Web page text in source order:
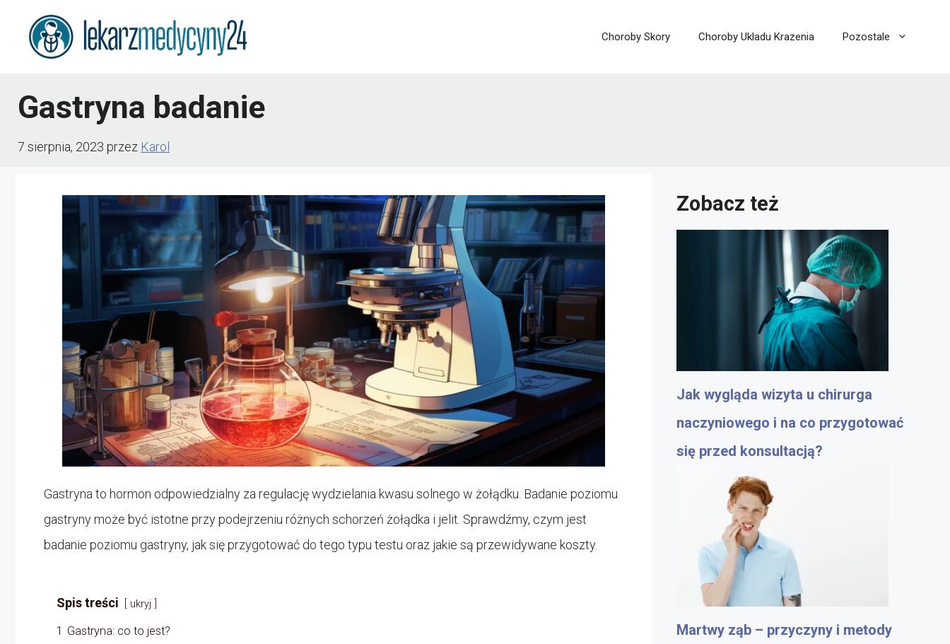
Choroby Skory Choroby Ukladu Krazenia Pozostale
Gastryna badanie
7 sierpnia, 2023 przez Karol
Gastryna to hormon odpowiedzialny za regulację wydzielania kwasu solnego w żołądku. Badanie poziomu
gastryny może być istotne przy podejrzeniu różnych schorzeń żołądka i jelit. Sprawdźmy, czym jest
badanie poziomu gastryny, jak się przygotować do tego typu testu oraz jakie są przewidywane koszty.
Spis treści ukryj
1 Gastryna: co to jest?
Zobacz też
Jak wygląda wizyta u chirurga
naczyniowego i na co przygotować
się przed konsultacją?
Martwy ząb – przyczyny i metody